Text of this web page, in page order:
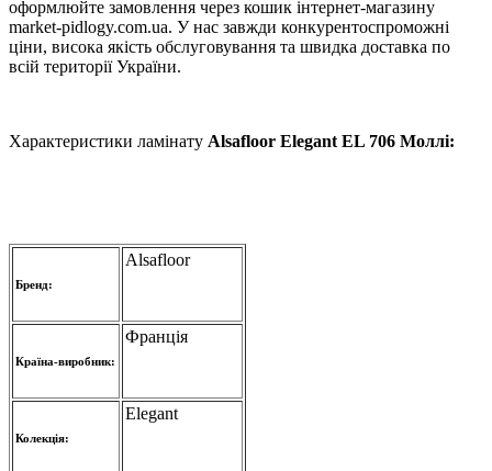
оформлюйте замовлення через кошик інтернет-магазину
market-pidlogy.com.ua. У нас завжди конкурентоспроможні
ціни, висока якість обслуговування та швидка доставка по
всій території України.
Характеристики ламінату Alsafloor Elegant EL 706 Моллі:
Бренд:
Alsafloor
Країна-виробник:
Франція
Колекція:
Elegant